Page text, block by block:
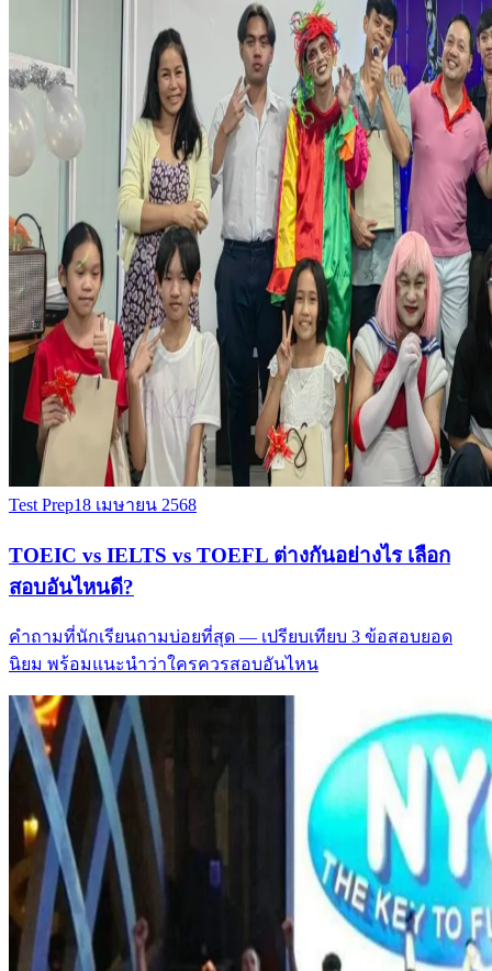
Test Prep18 เมษายน 2568
TOEIC vs IELTS vs TOEFL ต่างกันอย่างไร เลือก
สอบอันไหนดี?
คำถามที่นักเรียนถามบ่อยที่สุด — เปรียบเทียบ 3 ข้อสอบยอด
นิยม พร้อมแนะนำว่าใครควรสอบอันไหน